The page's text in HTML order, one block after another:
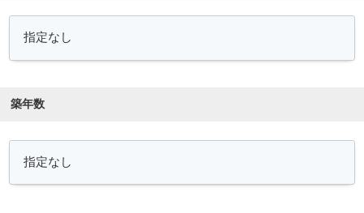
築年数